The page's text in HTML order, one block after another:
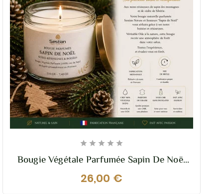
    
Bougie Végétale Parfumée Sapin De Noël
210g – Fraîcheur Boisée & Ambiance
26,00 €